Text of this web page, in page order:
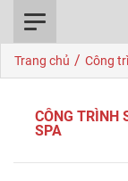
Trang chủ / Công
CÔNG TRÌNH
SPA